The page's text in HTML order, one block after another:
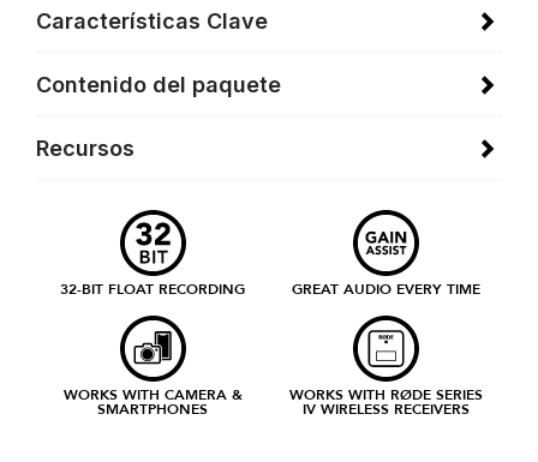
Características Clave
Contenido del paquete
Recursos
32-BIT FLOAT RECORDING GREAT AUDIO EVERY TIME
WORKS WITH CAMERA &
SMARTPHONES
WORKS WITH RØDE SERIES
IV WIRELESS RECEIVERS